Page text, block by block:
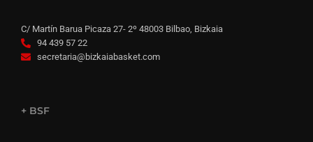
C/ Martín Barua Picaza 27- 2º 48003 Bilbao, Bizkaia
94 439 57 22
secretaria@bizkaiabasket.com
+ BSF